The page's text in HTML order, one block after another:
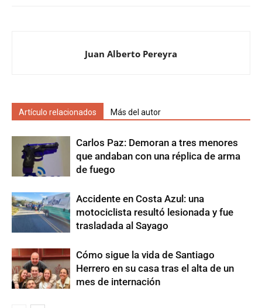
Juan Alberto Pereyra
Artículo relacionados Más del autor
Carlos Paz: Demoran a tres menores
que andaban con una réplica de arma
de fuego
Accidente en Costa Azul: una
motociclista resultó lesionada y fue
trasladada al Sayago
Cómo sigue la vida de Santiago
Herrero en su casa tras el alta de un
mes de internación